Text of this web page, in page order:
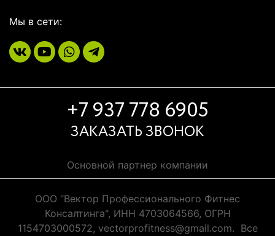
Мы в сети:
+7 937 778 6905
ЗАКАЗАТЬ ЗВОНОК
Основной партнер компании
ООО “Вектор Профессионального Фитнес
Консалтинга", ИНН 4703064566, ОГРН
1154703000572, vectorprofitness@gmail.com. Все